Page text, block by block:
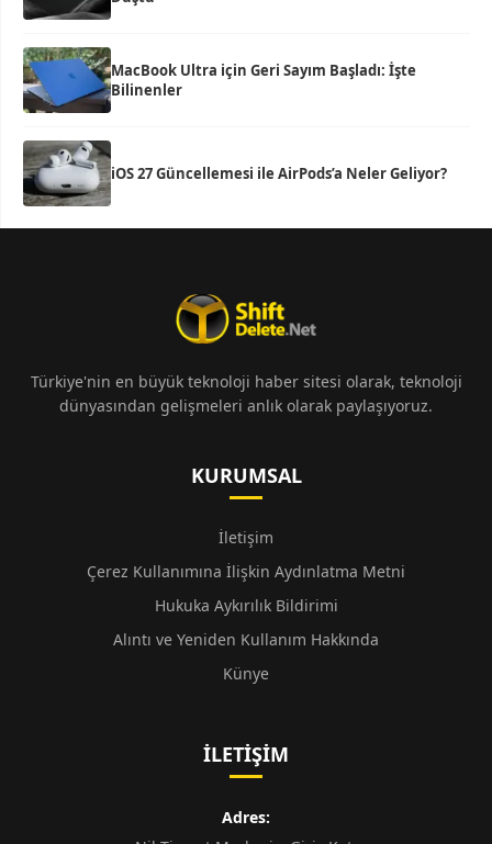
MacBook Ultra için Geri Sayım Başladı: İşte
Bilinenler
iOS 27 Güncellemesi ile AirPods’a Neler Geliyor?
Türkiye'nin en büyük teknoloji haber sitesi olarak, teknoloji
dünyasından gelişmeleri anlık olarak paylaşıyoruz.
KURUMSAL
İletişim
Çerez Kullanımına İlişkin Aydınlatma Metni
Hukuka Aykırılık Bildirimi
Alıntı ve Yeniden Kullanım Hakkında
Künye
İLETIŞIM
Adres: